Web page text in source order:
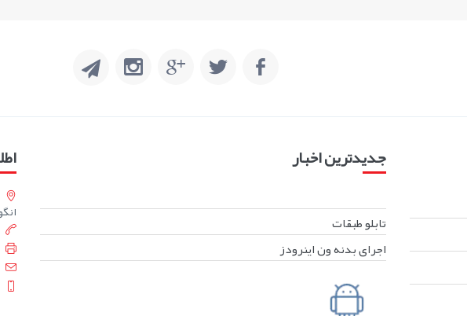
جدیدترین اخبار
تابلو طبقات
اجرای بدنه ون اینرودز